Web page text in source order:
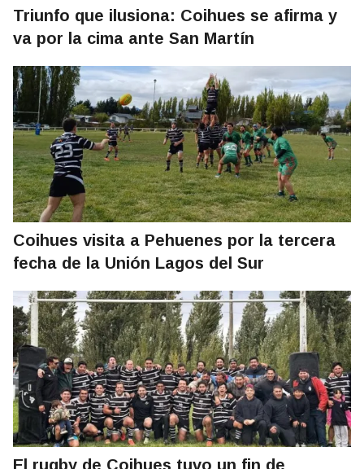
Triunfo que ilusiona: Coihues se afirma y
va por la cima ante San Martín
Coihues visita a Pehuenes por la tercera
fecha de la Unión Lagos del Sur
El rugby de Coihues tuvo un fin de